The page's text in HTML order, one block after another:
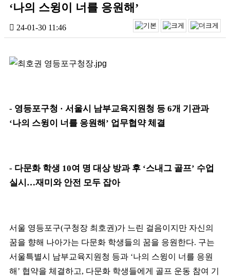
‘나의 스윙이 너를 응원해’
24-01-30 11:46
- 영등포구청 · 서울시 남부교육지원청 등 6개 기관과
‘나의 스윙이 너를 응원해 ’ 업무협약 체결
- 다문화 학생 10여 명 대상 방과 후 ‘스내그 골프’ 수업
실시 …재미와 안전 모두 잡아
서울 영등포구(구청장 최호권)가 느린 걸음이지만 자신의
꿈을 향해 나아가는 다문화 학생들의 꿈을 응원한다. 구는
서울특별시 남부교육지원청 등과 ‘나의 스윙이 너를 응원
해 ’ 협약을 체결하고, 다문화 학생들에게 골프 운동 참여 기